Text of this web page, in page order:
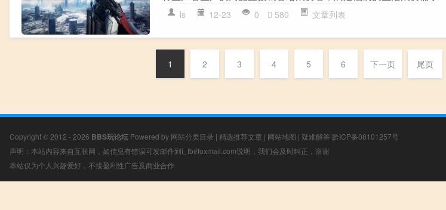
ls 12-23 0 580 文章列表
1 2 3 4 5 6 下一页 尾页
Copyright © 2012 - 2026 BBS玩论坛 Powered by 网站分类目录 | 精选推荐文章 | 网站地图 | 疑难解答 黔ICP备08101257号
声明：本站内容来自互联网，如信息有错误可发邮件到f_fb#foxmail.com说明，我们会及时纠正，谢谢
本站仅为个人兴趣爱好，不接盈利性广告及商业合作